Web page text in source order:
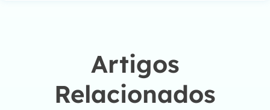
fácil e eficaz."…
Artigos
Relacionados